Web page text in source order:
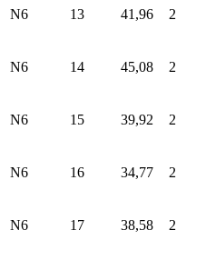
N6 13 41,96 2
N6 14 45,08 2
N6 15 39,92 2
N6 16 34,77 2
N6 17 38,58 2